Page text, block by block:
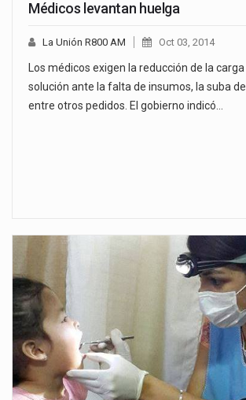
Médicos levantan huelga
La Unión R800 AM Oct 03, 2014
Los médicos exigen la reducción de la
solución ante la falta de insumos, la suba
entre otros pedidos. El gobierno indicó…